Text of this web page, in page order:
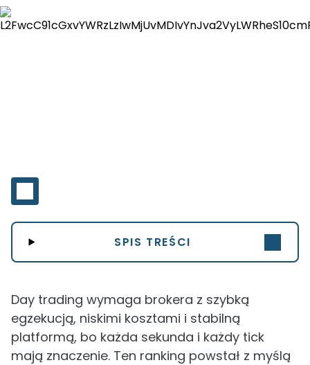
SPIS TREŚCI
Day trading wymaga brokera z szybką
egzekucją, niskimi kosztami i stabilną
platformą, bo każda sekunda i każdy tick
mają znaczenie. Ten ranking powstał z myślą